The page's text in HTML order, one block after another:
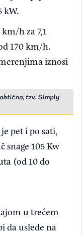
kW.
h za 7,1
170 km/h.
iznosi
tzv. Simply
pet i po sati,
snage 105 Kw
(od 10 do
u trećem
da uslede na